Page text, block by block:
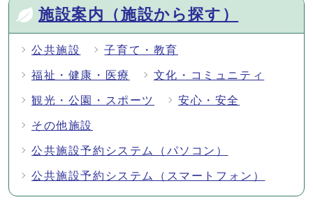
施設案内（施設から探す）
公共施設 子育て・教育
福祉・健康・医療 文化・コミュニティ
観光・公園・スポーツ 安心・安全
その他施設
公共施設予約システム（パソコン）
公共施設予約システム（スマートフォン）